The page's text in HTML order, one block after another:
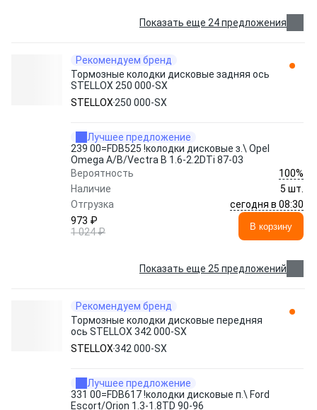
Показать еще 24 предложения
Рекомендуем бренд
Тормозные колодки дисковые задняя ось
STELLOX 250 000-SX
STELLOX 250 000-SX
Лучшее предложение
239 00=FDB525 !колодки дисковые з.\ Opel
Omega A/B/Vectra В 1.6-2.2DTi 87-03
Вероятность
100%
Наличие
5 шт.
Отгрузка
сегодня в 08:30
973 ₽
1 024 ₽
В корзину
Показать еще 25 предложений
Рекомендуем бренд
Тормозные колодки дисковые передняя
ось STELLOX 342 000-SX
STELLOX342 000-SX
Лучшее предложение
331 00=FDB617 !колодки дисковые п.\ Ford
Escort/Orion 1.3-1.8TD 90-96